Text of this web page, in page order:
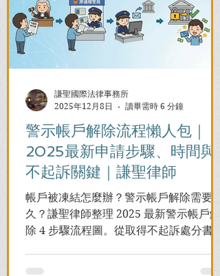
警示帳戶解除流程懶人包｜
2025最新申請步驟、時間與
不起訴關鍵｜謙聖律師
帳戶被凍結怎麼辦？警示帳戶解除需要多
久？謙聖律師整理 2025 最新警示帳戶解
除 4 步驟流程圖。從取得不起訴處分書到
謙聖國際法律事務所
2025年12月8日
讀畢需時 6 分鐘